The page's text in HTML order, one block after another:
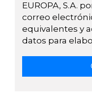
EUROPA, S.A.
correo
equivalentes y
datos para